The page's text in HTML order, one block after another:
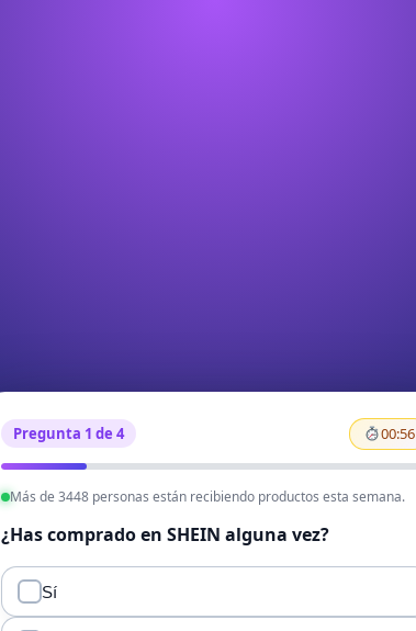
Pregunta 1 de 4 00:55
Más de 3448 personas están recibiendo productos esta semana.
¿Has comprado en SHEIN alguna vez?
Sí